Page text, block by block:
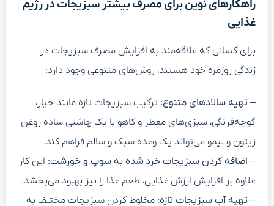
راهکارهای نوین برای مصرف بیشتر سبزیجات در رژیم
غذایی
برای کسانی که علاقه‌مند به افزایش مصرف سبزیجات در
زندگی روزمره خود هستند، روش‌های متنوعی وجود دارد:
– تهیه سالادهای متنوع: ترکیب سبزیجات تازه مانند خیار،
گوجه‌فرنگی، سبزی‌های معطر و کاهو با یک چاشنی ساده روغن
زیتون و لیمو می‌تواند یک وعده سبک و سالم فراهم کند.
– اضافه کردن سبزیجات خرد شده به سوپ و خورشت: این کار
علاوه بر افزایش ارزش غذایی، طعم غذا را نیز بهبود می‌بخشد.
– تهیه آب سبزیجات تازه: مخلوط کردن سبزیجات مختلف به